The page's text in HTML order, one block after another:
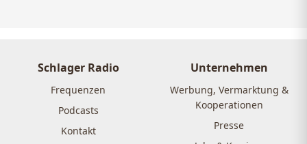
Schlager Radio
Frequenzen
Podcasts
Kontakt
Unternehmen
Werbung, Vermarktung &
Kooperationen
Presse